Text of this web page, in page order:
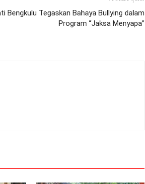
Bengkulu Tegaskan Bahaya Bullying dalam
Program “Jaksa Menyapa”